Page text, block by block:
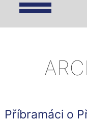
Příbramáci o